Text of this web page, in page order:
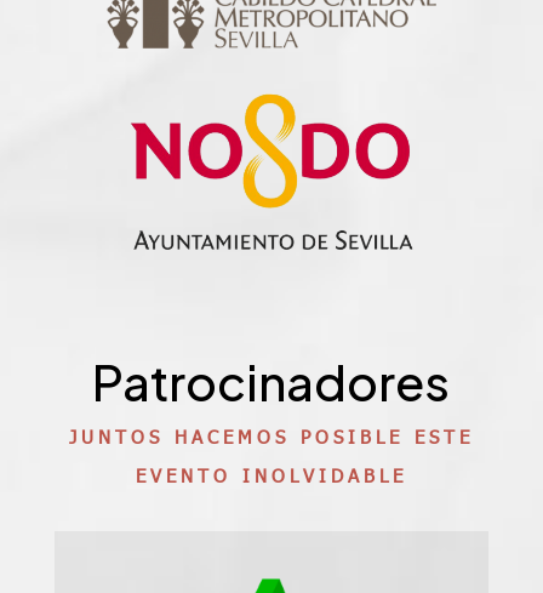
Patrocinadores
JUNTOS HACEMOS POSIBLE ESTE
EVENTO INOLVIDABLE